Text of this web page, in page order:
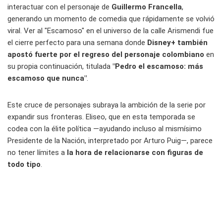
interactuar con el personaje de Guillermo Francella,
generando un momento de comedia que rápidamente se volvió
viral. Ver al "Escamoso" en el universo de la calle Arismendi fue
el cierre perfecto para una semana donde Disney+ también
apostó fuerte por el regreso del personaje colombiano en
su propia continuación, titulada "Pedro el escamoso: más
escamoso que nunca".
Este cruce de personajes subraya la ambición de la serie por
expandir sus fronteras. Eliseo, que en esta temporada se
codea con la élite política —ayudando incluso al mismísimo
Presidente de la Nación, interpretado por Arturo Puig—, parece
no tener límites a la hora de relacionarse con figuras de
todo tipo.